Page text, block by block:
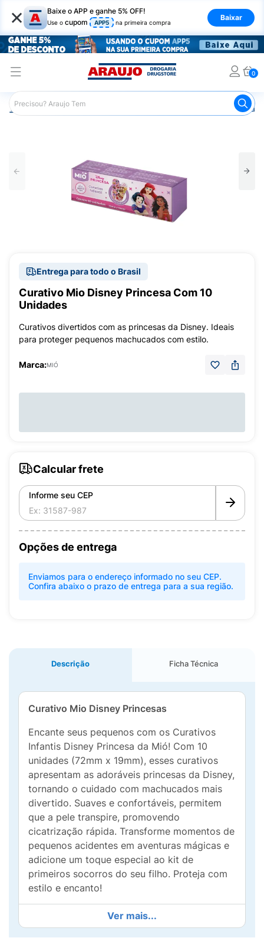
× Baixe o APP e ganhe 5% OFF!
Use o cupom APP5 na primeira compra
Baixar
0
Araujo Saúde e Bem Estar
Entrega para todo o Brasil
Curativo Mio Disney Princesa Com 10
Unidades
Curativos divertidos com as princesas da Disney. Ideais
para proteger pequenos machucados com estilo.
Marca:MIÓ
Calcular frete
Informe seu CEP
Opções de entrega
Enviamos para o endereço informado no seu CEP.
Confira abaixo o prazo de entrega para a sua região.
Descrição Ficha Técnica
Curativo Mio Disney Princesas
Encante seus pequenos com os Curativos
Infantis Disney Princesa da Mió! Com 10
unidades (72mm x 19mm), esses curativos
apresentam as adoráveis princesas da Disney,
tornando o cuidado com machucados mais
divertido. Suaves e confortáveis, permitem
que a pele transpire, promovendo
cicatrização rápida. Transforme momentos de
pequenos acidentes em aventuras mágicas e
adicione um toque especial ao kit de
primeiros socorros do seu filho. Proteja com
estilo e encanto!
Ver mais...